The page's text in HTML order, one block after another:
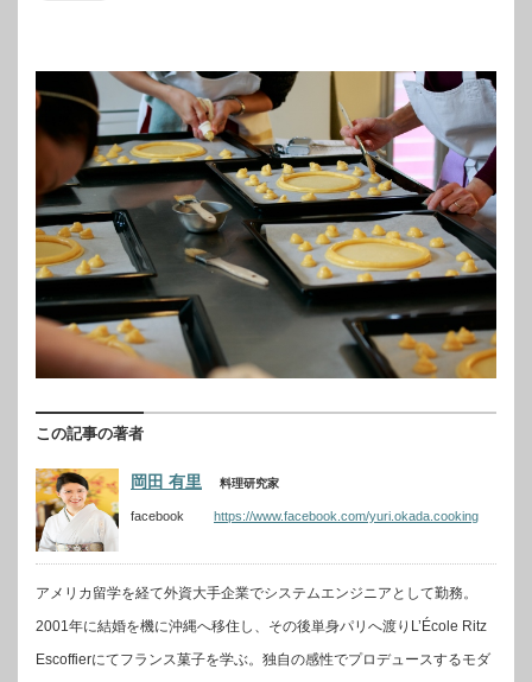
この記事の著者
岡田 有里 料理研究家
facebook https://www.facebook.com/yuri.okada.cooking
アメリカ留学を経て外資大手企業でシステムエンジニアとして勤務。
2001年に結婚を機に沖縄へ移住し、その後単身パリへ渡りL’École Ritz
Escoffierにてフランス菓子を学ぶ。独自の感性でプロデュースするモダ